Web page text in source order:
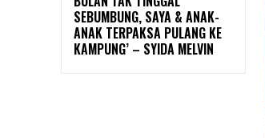
SEBUMBUNG, SAYA & ANAK-
ANAK TERPAKSA PULANG KE
KAMPUNG’ – SYIDA MELVIN